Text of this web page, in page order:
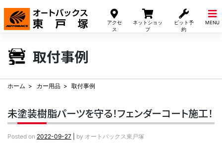
アクセ
ス
ネットショッ
プ
ピット予
約
MENU
Skip
content
取付事例
ホーム カー用品 取付事例
未塗装樹脂パーツを守る！フェンダーコート施工！
Posted on 2022-09-27 by オートバックス東戸塚